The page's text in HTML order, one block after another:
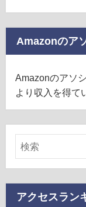
Amazonのア
Amazonのアソ
より収入を得て
アクセスラン